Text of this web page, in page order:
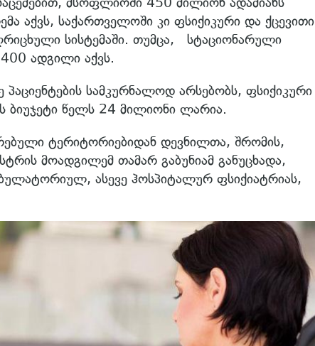
აქვს, საქართველოში კი ფსიქიკური და ქცევითი
სისტემაში. თუმცა, სტაციონარული
ადგილი აქვს.
სამკურნალოდ არსებობს, ფსიქიკური
ბიუჯეტი წელს 24 მილიონი ლარია.
ტერიტორიებიდან დევნილთა, შრომის,
მოადგილემ თამარ გაბუნიამ განუცხადა,
ასევე ჰოსპიტალურ ფსიქიატრიას,